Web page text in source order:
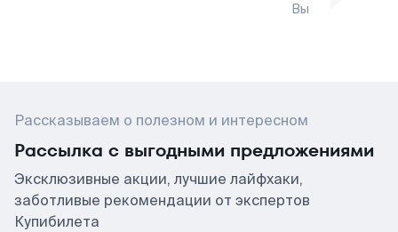
Вы
Рассказываем о полезном и интересном
Рассылка с выгодными предложениями
Эксклюзивные акции, лучшие лайфхаки,
заботливые рекомендации от экспертов
Купибилета